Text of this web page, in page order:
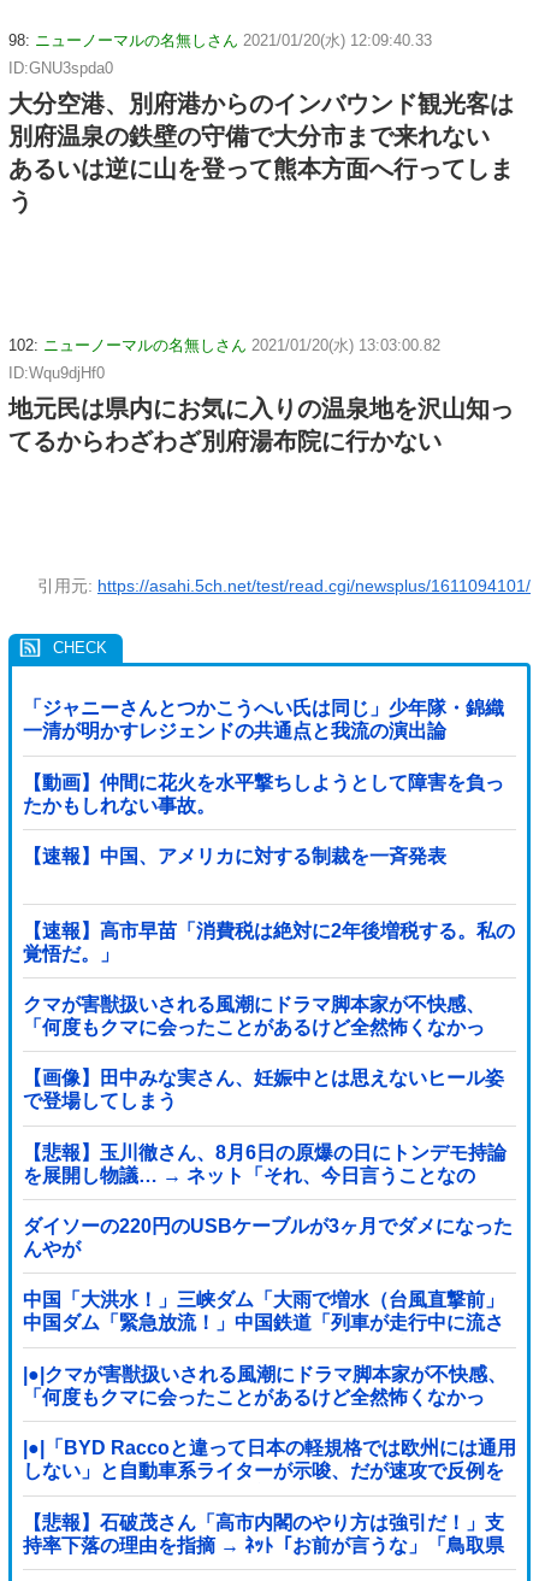
98: ニューノーマルの名無しさん 2021/01/20(水) 12:09:40.33
ID:GNU3spda0
大分空港、別府港からのインバウンド観光客は
別府温泉の鉄壁の守備で大分市まで来れない
あるいは逆に山を登って熊本方面へ行ってしま
う
102: ニューノーマルの名無しさん 2021/01/20(水) 13:03:00.82
ID:Wqu9djHf0
地元民は県内にお気に入りの温泉地を沢山知っ
てるからわざわざ別府湯布院に行かない
引用元: https://asahi.5ch.net/test/read.cgi/newsplus/1611094101/
「ジャニーさんとつかこうへい氏は同じ」少年隊・錦織
一清が明かすレジェンドの共通点と我流の演出論
【動画】仲間に花火を水平撃ちしようとして障害を負っ
たかもしれない事故。
【速報】中国、アメリカに対する制裁を一斉発表
【速報】高市早苗「消費税は絶対に2年後増税する。私の
覚悟だ。」
クマが害獣扱いされる風潮にドラマ脚本家が不快感、
「何度もクマに会ったことがあるけど全然怖くなかっ
た」と主張しており……他
【画像】田中みな実さん、妊娠中とは思えないヒール姿
で登場してしまう
【悲報】玉川徹さん、8月6日の原爆の日にトンデモ持論
を展開し物議… → ネット「それ、今日言うことなの
か…？」ｗｗｗｗｗｗｗｗｗｗｗｗｗ
ダイソーの220円のUSBケーブルが3ヶ月でダメになった
んやが
中国「大洪水！」三峡ダム「大雨で増水（台風直撃前」
中国ダム「緊急放流！」中国鉄道「列車が走行中に流さ
れる」中国避難所「支援物資は有料です」謎の勢力
「え」→
|●|クマが害獣扱いされる風潮にドラマ脚本家が不快感、
「何度もクマに会ったことがあるけど全然怖くなかっ
た」と主張しており……
|●|「BYD Raccoと違って日本の軽規格では欧州には通用
しない」と自動車系ライターが示唆、だが速攻で反例を
提示されて即落ち二コマ状態に……
【悲報】石破茂さん「高市内閣のやり方は強引だ！」支
持率下落の理由を指摘 → ﾈｯﾄ「お前が言うな」「鳥取県
だけ減税無しで！」 ｗｗｗｗｗｗｗｗｗ...